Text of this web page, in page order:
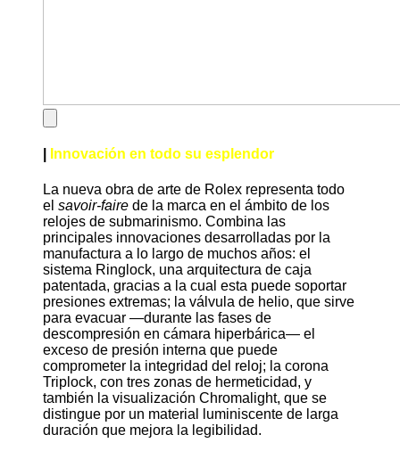
Innovación en todo su esplendor
La nueva obra de arte de Rolex representa todo
el savoir-faire de la marca en el ámbito de los
relojes de submarinismo. Combina las
principales innovaciones desarrolladas por la
manufactura a lo largo de muchos años: el
sistema Ringlock, una arquitectura de caja
patentada, gracias a la cual esta puede soportar
presiones extremas; la válvula de helio, que sirve
para evacuar —durante las fases de
descompresión en cámara hiperbárica— el
exceso de presión interna que puede
comprometer la integridad del reloj; la corona
Triplock, con tres zonas de hermeticidad, y
también la visualización Chromalight, que se
distingue por un material luminiscente de larga
duración que mejora la legibilidad.